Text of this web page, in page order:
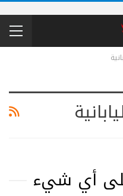
أي شيء